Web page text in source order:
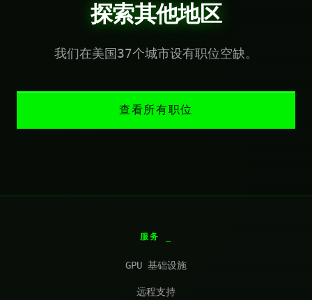
探索其他地区
我们在美国37个城市设有职位空缺。
查看所有职位
服务
GPU 基础设施
远程支持